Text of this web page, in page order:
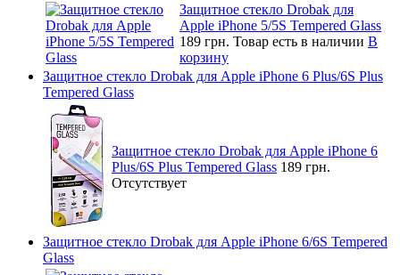
Защитное стекло Drobak для
Apple iPhone 5/5S Tempered Glass
189 грн. Товар есть в наличии В
корзину
Защитное стекло Drobak для Apple iPhone 6 Plus/6S Plus
Tempered Glass
Защитное стекло Drobak для Apple iPhone 6
Plus/6S Plus Tempered Glass 189 грн.
Отсутствует
Защитное стекло Drobak для Apple iPhone 6/6S Tempered
Glass